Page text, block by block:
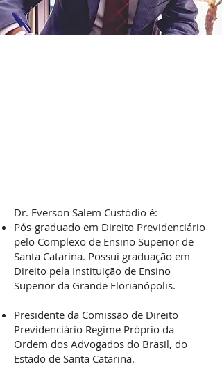
Dr. Everson Salem Custódio é:
Pós-graduado em Direito Previdenciário
pelo Complexo de Ensino Superior de
Santa Catarina. Possui graduação em
Direito pela Instituição de Ensino
Superior da Grande Florianópolis.
Presidente da Comissão de Direito
Previdenciário Regime Próprio da
Ordem dos Advogados do Brasil, do
Estado de Santa Catarina.